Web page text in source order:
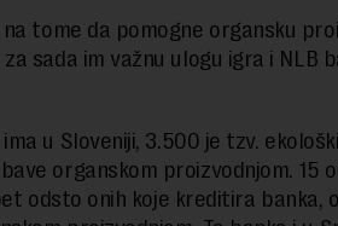
tome da pomogne organsku
sada im važnu ulogu igra i NLB
u Sloveniji, 3.500 je tzv.
organskom proizvodnjom. 15
odsto onih koje kreditira banka,